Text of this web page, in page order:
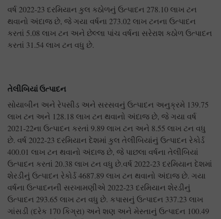
વર્ષ 2022-23 દરમિયાન કુલ કઠોળનું ઉત્પાદન 278.10 લાખ ટન
થવાનો અંદાજ છે, જે ગયા વર્ષના 273.02 લાખ ટનના ઉત્પાદન
કરતાં 5.08 લાખ ટન અને છેલ્લા પાંચ વર્ષના સરેરાશ કઠોળ ઉત્પાદન
કરતાં 31.54 લાખ ટન વધુ છે.
તેલીબિયાં ઉત્પાદન
સોયાબીન અને રેપસીડ અને સરસવનું ઉત્પાદન અનુક્રમે 139.75
લાખ ટન અને 128.18 લાખ ટન થવાનો અંદાજ છે, જે ગયા વર્ષ
2021-22ના ઉત્પાદન કરતાં 9.89 લાખ ટન અને 8.55 લાખ ટન વધુ
છે. વર્ષ 2022-23 દરમિયાન દેશમાં કુલ તેલીબિયાંનું ઉત્પાદન રેકોર્ડ
400.01 લાખ ટન થવાનો અંદાજ છે, જે પાછલા વર્ષના તેલીબિયાં
ઉત્પાદન કરતાં 20.38 લાખ ટન વધુ છે.વર્ષ 2022-23 દરમિયાન દેશમાં
શેરડીનું ઉત્પાદન રેકોર્ડ 4687.89 લાખ ટન થવાનો અંદાજ છે. ગયા
વર્ષના ઉત્પાદનની સરખામણીએ 2022-23 દરમિયાન શેરડીનું
ઉત્પાદન 293.65 લાખ ટન વધુ છે. કપાસનું ઉત્પાદન 337.23 લાખ
ગાંસડી (દરેક 170 કિગ્રા) અને શણ અને મેસ્તાનું ઉત્પાદન 100.49